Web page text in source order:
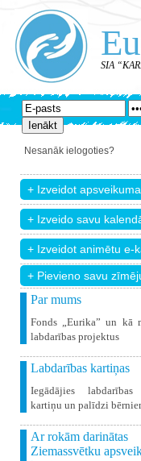
SIA
Nesanāk ielogoties?
+ Pievieno savu
Par mums
Fonds „Eurika” un kā
labdarības projektus
Labdarības kartiņas
Iegādājies labdarības
kartiņu un palīdzi
Ar rokām darinātas
Ziemassvētku